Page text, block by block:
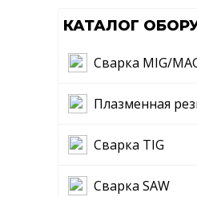
КАТАЛОГ
Сварка MIG/
Плазменная
Сварка TIG
Сварка SAW